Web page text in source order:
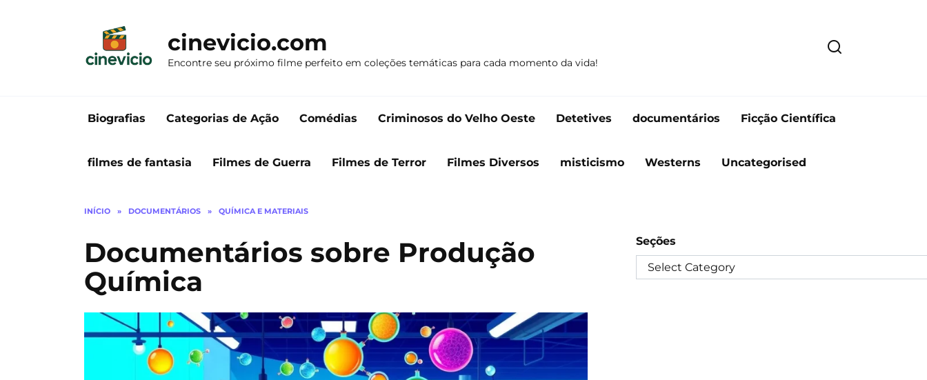
cinevicio.com
Encontre seu próximo filme perfeito em coleções temáticas para cada momento da vida!
Biografias Categorias de Ação Comédias Criminosos do Velho Oeste Detetives documentários Ficção Científica
filmes de fantasia Filmes de Guerra Filmes de Terror Filmes Diversos misticismo Westerns Uncategorised
INÍCIO » DOCUMENTÁRIOS » QUÍMICA E MATERIAIS
Documentários sobre Produção
Química
Seções